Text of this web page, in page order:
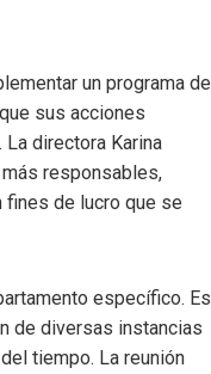
un programa de
sus acciones
directora Karina
responsables,
de lucro que se
específico. Es
de diversas instancias
tiempo. La reunión